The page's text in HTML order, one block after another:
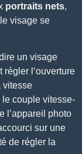
portraits nets,
visage se
un visage
l ‘ouverture
vitesse
le couple vitesse-
l’appareil photo
sur une
de régler la